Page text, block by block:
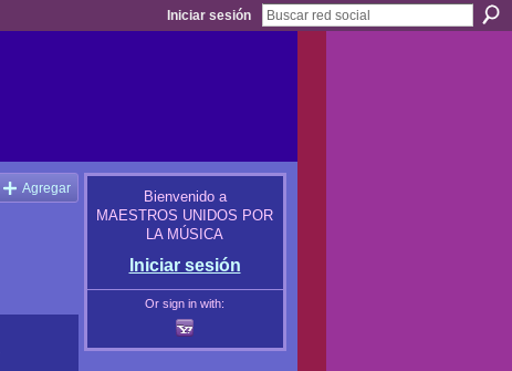
Iniciar sesión
Agregar
Bienvenido a
MAESTROS UNIDOS POR
LA MÚSICA
Iniciar sesión
Or sign in with: